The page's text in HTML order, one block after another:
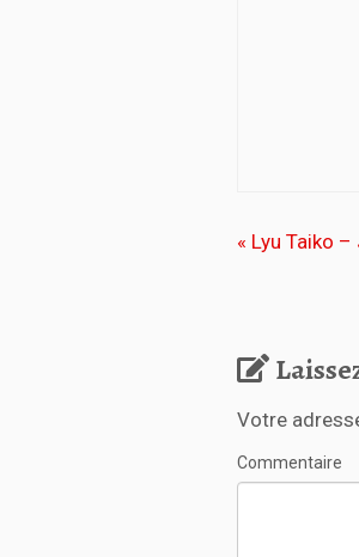
« Lyu Taiko
Votre
Commentaire